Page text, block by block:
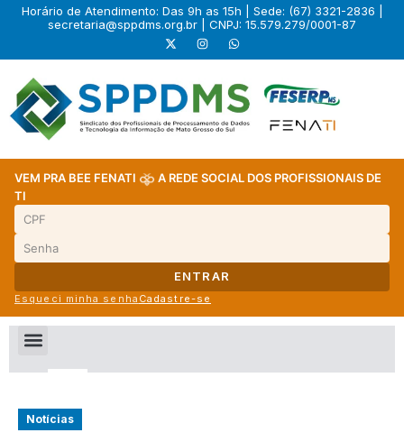
Horário de Atendimento: Das 9h as 15h | Sede: (67) 3321-2836 |
secretaria@sppdms.org.br | CNPJ: 15.579.279/0001-87
VEM PRA BEE FENATI
A REDE SOCIAL DOS PROFISSIONAIS DE
TI
ENTRAR
Esqueci minha senha Cadastre-se
Notícias